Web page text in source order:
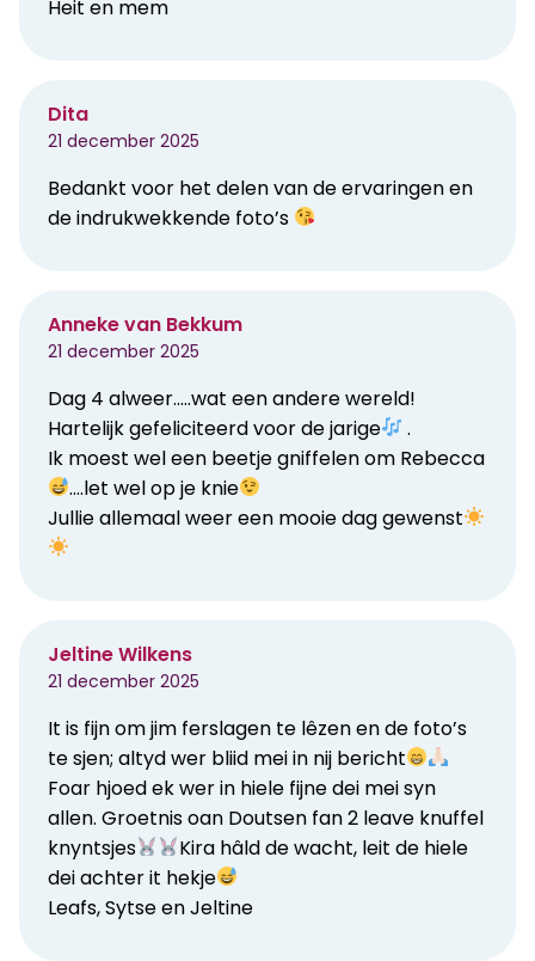
Heit en mem
Dita
21 december 2025
Bedankt voor het delen van de ervaringen en
de indrukwekkende foto’s
Anneke van Bekkum
21 december 2025
Dag 4 alweer…..wat een andere wereld!
Hartelijk gefeliciteerd voor de jarige
.
Ik moest wel een beetje gniffelen om Rebecca
….let wel op je knie
Jullie allemaal weer een mooie dag gewenst
Jeltine Wilkens
21 december 2025
It is fijn om jim ferslagen te lêzen en de foto’s
te sjen; altyd wer bliid mei in nij bericht
Foar hjoed ek wer in hiele fijne dei mei syn
allen. Groetnis oan Doutsen fan 2 leave knuffel
knyntsjes
Kira hâld de wacht, leit de hiele
dei achter it hekje
Leafs, Sytse en Jeltine